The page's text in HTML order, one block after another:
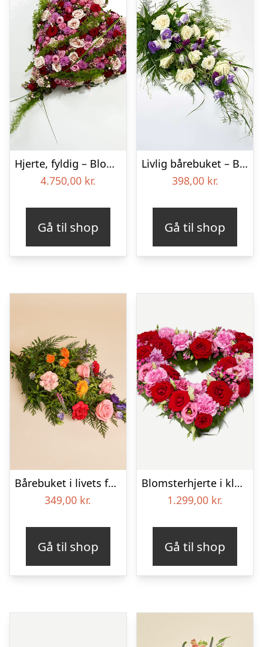
Hjerte, fyldig – Blomster til begravelse
4.750,00 kr.
Gå til shop
Livlig bårebuket – Blomster til begravelse
398,00 kr.
Gå til shop
Bårebuket i livets farver
349,00 kr.
Gå til shop
Blomsterhjerte i klassisk stil – pink
1.299,00 kr.
Gå til shop